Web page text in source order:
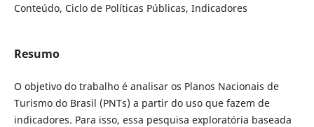
Conteúdo, Ciclo de Políticas Públicas, Indicadores
Resumo
O objetivo do trabalho é analisar os Planos Nacionais de
Turismo do Brasil (PNTs) a partir do uso que fazem de
indicadores. Para isso, essa pesquisa exploratória baseada